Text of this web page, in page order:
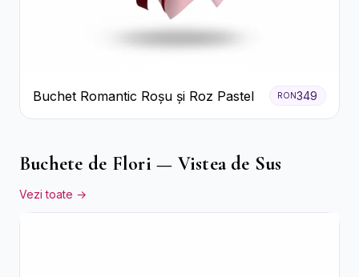
Buchet Romantic Roșu și Roz Pastel RON349
Buchete de Flori — Vistea de Sus
Vezi toate →